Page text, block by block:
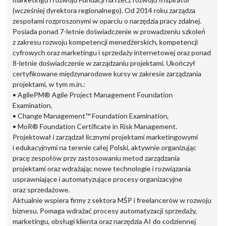
(wcześniej dyrektora regionalnego). Od 2014 roku zarządza
zespołami rozproszonymi w oparciu o narzędzia pracy zdalnej.
Posiada ponad 7-letnie doświadczenie w prowadzeniu szkoleń́
z zakresu rozwoju kompetencji menedżerskich, kompetencji
cyfrowych oraz marketingu i sprzedaży internetowej oraz ponad
8-letnie doświadczenie w zarządzaniu projektami. Ukończył
certyfikowane międzynarodowe kursy w zakresie zarządzania
projektami, w tym m.in.:
• AgilePM® Agile Project Management Foundation
Examination,
• Change Management™ Foundation Examination,
• MoR® Foundation Certificate in Risk Management.
Projektował i zarządzał licznymi projektami marketingowymi
i edukacyjnymi na terenie całej Polski, aktywnie organizując
pracę zespołów przy zastosowaniu metod zarządzania
projektami oraz wdrażając nowe technologie i rozwiązania
usprawniające i automatyzujące procesy organizacyjne
oraz sprzedażowe.
Aktualnie wspiera firmy z sektora MŚP i freelancerów w rozwoju
biznesu. Pomaga wdrażać procesy automatyzacji sprzedaży,
marketingu, obsługi klienta oraz narzędzia AI do codziennej